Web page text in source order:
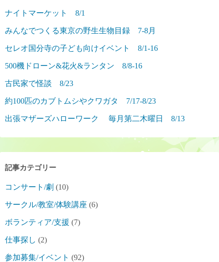
ナイトマーケット 8/1
みんなでつくる東京の野生生物目録 7-8月
セレオ国分寺の子ども向けイベント 8/1-16
500機ドローン&花火&ランタン 8/8-16
古民家で怪談 8/23
約100匹のカブトムシやクワガタ 7/17-8/23
出張マザーズハローワーク 毎月第二木曜日 8/13
記事カテゴリー
コンサート/劇 (10)
サークル/教室/体験講座 (6)
ボランティア/支援 (7)
仕事探し (2)
参加募集/イベント (92)